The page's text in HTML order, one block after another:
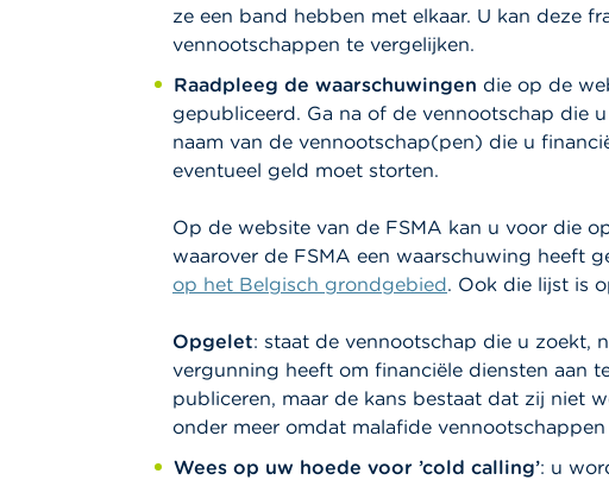
ze een band hebben met elkaar. U kan deze
vennootschappen te vergelijken.
Raadpleeg de waarschuwingen die op de
gepubliceerd. Ga na of de vennootschap die
naam van de vennootschap(pen) die u
eventueel geld moet storten.
Op de website van de FSMA kan u voor die
waarover de FSMA een waarschuwing heeft
op het Belgisch grondgebied. Ook die lijst is
Opgelet: staat de vennootschap die u zoekt,
vergunning heeft om financiële diensten aan
publiceren, maar de kans bestaat dat zij niet
onder meer omdat malafide
Wees op uw hoede voor ’cold calling’: u